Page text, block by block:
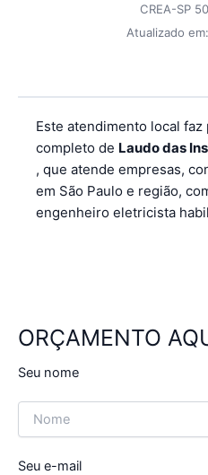
CREA-SP
Atualizado em:
Este atendimento local
completo de Laudo das
, que atende empresas,
em São Paulo e região,
engenheiro eletricista
ORÇAMENTO
Seu nome
Seu e-mail